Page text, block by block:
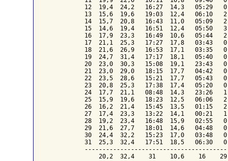
12  19,4  24,2   16:27  14,3   05:29
13  15,6  19,6   19:03  12,4   06:10
14  15,7  20,8   16:43  11,0   05:09
15  14,6  19,4   16:51  12,4   05:50
16  17,9  23,3   16:49  10,6   05:44
17  21,1  25,3   17:27  17,8   03:43
18  21,6  26,9   16:53  17,1   03:35
19  24,7  31,4   17:17  18,1   05:40
20  23,0  30,3   15:08  19,1   23:43
21  23,0  29,0   18:15  17,7   04:42
22  23,5  28,6   15:21  17,7   05:43
23  20,8  25,3   17:38  17,4   05:20
24  17,7  21,1   08:48  14,3   23:26
25  15,9  19,6   18:23  12,5   06:06
26  16,2  21,4   15:45  13,5   01:15
27  17,4  23,3   13:22  14,1   00:21
28  19,2  23,4   16:48  15,9   02:55
29  21,6  27,7   18:01  14,6   04:48
30  24,4  32,2   15:23  17,0   03:48
31  25,3  32,4   17:51  18,5   06:30
20,2  32,4    31    10,6    16